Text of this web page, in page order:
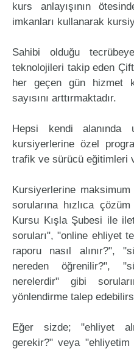
kurs anlayışının
imkanları kullanarak
Sahibi olduğu
teknolojileri takip eden
her geçen gün hizmet
sayısını arttırmaktadır.
Hepsi kendi alanında
kursiyerlerine özel
trafik ve sürücü eğitimleri
Kursiyerlerine
sorularına hızlıca
Kursu Kışla Şubesi ile
soruları", "online ehliyet
raporu nasıl alınır?",
nereden öğrenilir?",
nerelerdir" gibi
yönlendirme talep
Eğer sizde; "ehliyet
gerekir?" veya